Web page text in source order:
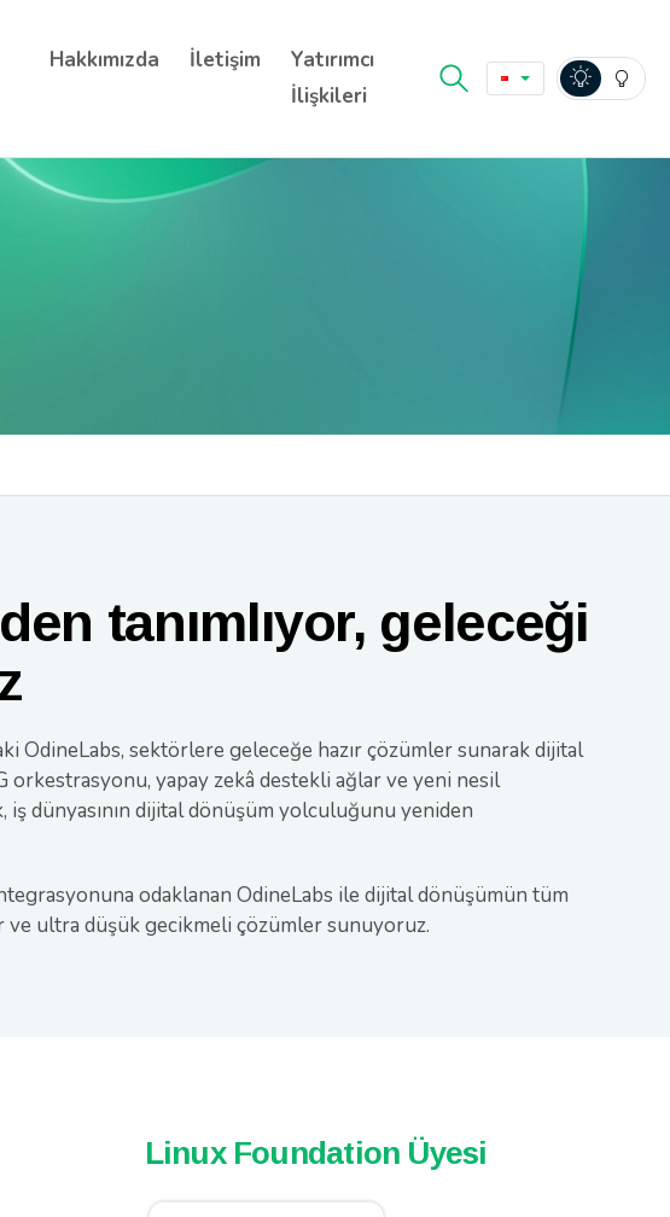
Hakkımızda İletişim
Yatırımcı
İlişkileri
tanımlıyor, geleceği
OdineLabs, sektörlere geleceğe hazır çözümler sunarak dijital
orkestrasyonu, yapay zekâ destekli ağlar ve yeni nesil
dünyasının dijital dönüşüm yolculuğunu yeniden
odaklanan OdineLabs ile dijital dönüşümün tüm
ve ultra düşük gecikmeli çözümler sunuyoruz.
Linux Foundation Üyesi